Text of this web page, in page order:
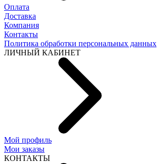
Оплата
Доставка
Компания
Контакты
Политика обработки персональных данных
ЛИЧНЫЙ КАБИНЕТ
Мой профиль
Мои заказы
КОНТАКТЫ